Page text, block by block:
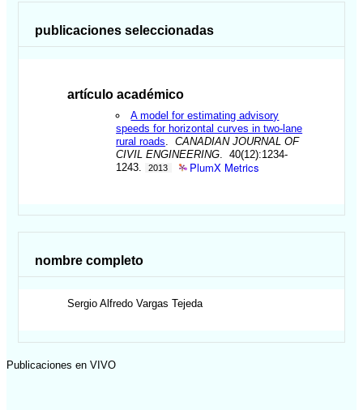
publicaciones seleccionadas
artículo académico
A model for estimating advisory
speeds for horizontal curves in two-lane
rural roads .CANADIAN JOURNAL OF
CIVIL ENGINEERING . 40(12):1234-
1243.
2013 PlumX Metrics
nombre completo
Sergio Alfredo Vargas Tejeda
Publicaciones en VIVO